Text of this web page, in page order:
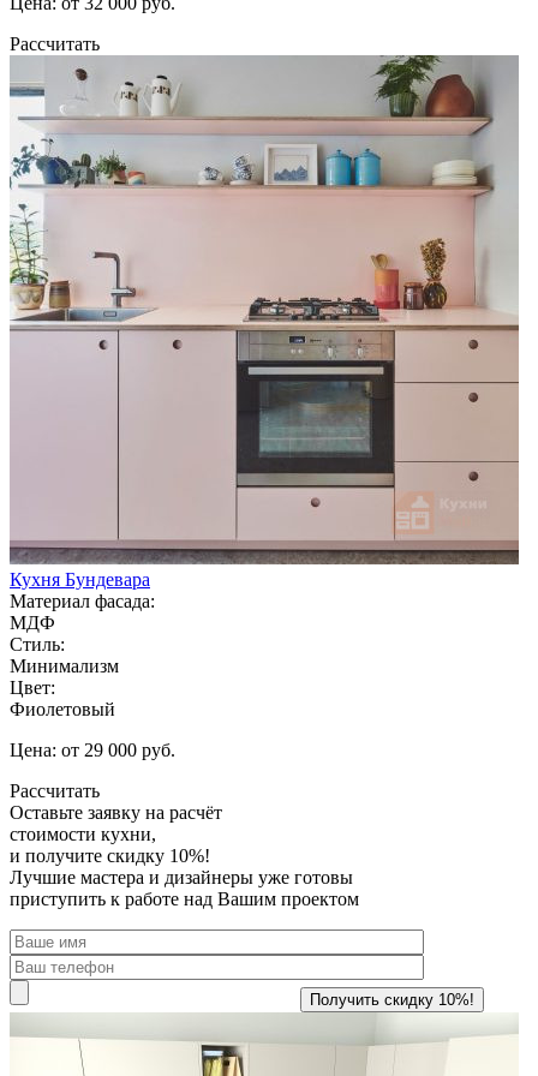
Рассчитать
Кухня Бундевара
Материал фасада:
МДФ
Стиль:
Минимализм
Цвет:
Фиолетовый
Цена: от 29 000 руб.
Рассчитать
Оставьте заявку на расчёт
стоимости кухни,
и получите скидку 10%!
Лучшие мастера и дизайнеры уже готовы
приступить к работе над Вашим проектом